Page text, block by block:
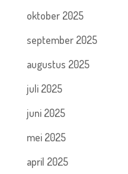
oktober 2025
september 2025
augustus 2025
juli 2025
juni 2025
mei 2025
april 2025